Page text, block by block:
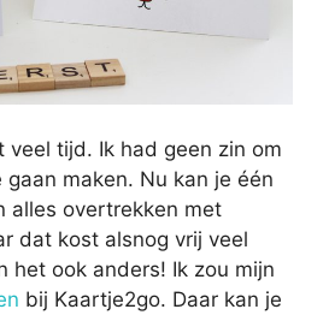
veel tijd. Ik had geen zin om
maken. Nu kan je één
alles overtrekken met
dat kost alsnog vrij veel
het ook anders! Ik zou mijn
bij Kaartje2go. Daar kan je